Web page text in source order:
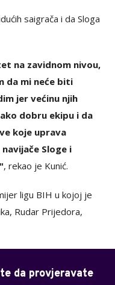
saigrača i da Sloga
na zavidnom nivou,
da mi neće biti
jer većinu njih
dobru ekipu i da
koje uprava
Sloge i
, rekao je Kunić.
ligu BIH u kojoj je
Rudar Prijedora,
da provjeravate